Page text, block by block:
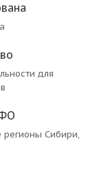
для
регионы Сибири,